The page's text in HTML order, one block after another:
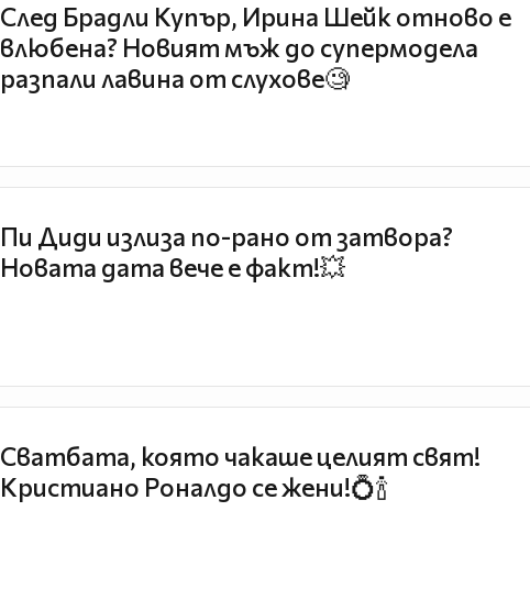
След Брадли Купър, Ирина Шейк отново е
влюбена? Новият мъж до супермодела
разпали лавина от слухове🧐
Пи Диди излиза по-рано от затвора?
Новата дата вече е факт!💥
Сватбата, която чакаше целият свят!
Кристиано Роналдо се жени!💍🍾